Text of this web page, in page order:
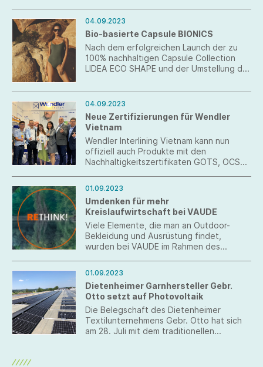
04.09.2023
Bio-basierte Capsule BIONICS
Nach dem erfolgreichen Launch der zu
100% nachhaltigen Capsule Collection
LIDEA ECO SHAPE und der Umstellung der
Jahr 2020, präsentiert MARYAN
MEHLHORN nun nachhaltige Swim Styles,
die Polyamid durch einen pflanzlichen
Rohstoff ersetzen, der zu 100 % aus
einer erneuerbaren Quelle stammt.
04.09.2023
Neue Zertifizierungen für Wendler
Vietnam
Wendler Interlining Vietnam kann nun
offiziell auch Produkte mit den
Nachhaltigkeitszertifikaten GOTS, OCS
01.09.2023
Umdenken für mehr
Kreislaufwirtschaft bei VAUDE
Viele Elemente, die man an Outdoor-
Bekleidung und Ausrüstung findet,
wurden bei VAUDE im Rahmen des
Produkte aus Monomaterial sind der
wichtigste Bestandteil, um ein Outdoor-
Produkt kreislauffähig zu machen. Leider
würde das oft die Funktionalität
beeinträchtigen.
01.09.2023
Dietenheimer Garnhersteller Gebr.
Otto setzt auf Photovoltaik
Die Belegschaft des Dietenheimer
Textilunternehmens Gebr. Otto hat sich
am 28. Juli mit dem traditionellen